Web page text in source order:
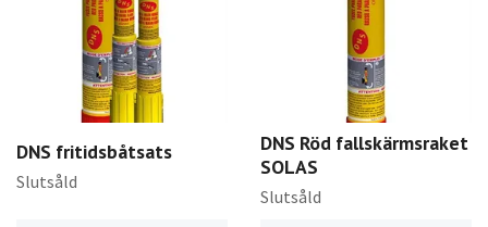
DNS fritidsbåtsats
Slutsåld
DNS Röd fallskärmsraket
SOLAS
Slutsåld